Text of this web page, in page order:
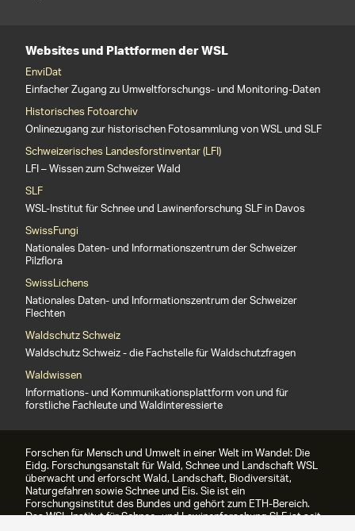
Websites und Plattformen der WSL
EnviDat
Einfacher Zugang zu Umweltforschungs- und Monitoring-Daten
Historisches Fotoarchiv
Onlinezugang zur historischen Fotosammlung von WSL und SLF
Schweizerisches Landesforstinventar (LFI)
LFI – Wissen zum Schweizer Wald
SLF
WSL-Institut für Schnee und Lawinenforschung SLF in Davos
SwissFungi
Nationales Daten- und Informationszentrum der Schweizer
Pilzflora
SwissLichens
Nationales Daten- und Informationszentrum der Schweizer
Flechten
Waldschutz Schweiz
Waldschutz Schweiz - die Fachstelle für Waldschutzfragen
Waldwissen
Informations- und Kommunikationsplattform von und für
forstliche Fachleute und Waldinteressierte
Forschen für Mensch und Umwelt in einer Welt im Wandel: Die
Eidg. Forschungsanstalt für Wald, Schnee und Landschaft WSL
überwacht und erforscht Wald, Landschaft, Biodiversität,
Naturgefahren sowie Schnee und Eis. Sie ist ein
Forschungsinstitut des Bundes und gehört zum ETH-Bereich.
Das WSL-Institut für Schnee- und Lawinenforschung SLF ist seit